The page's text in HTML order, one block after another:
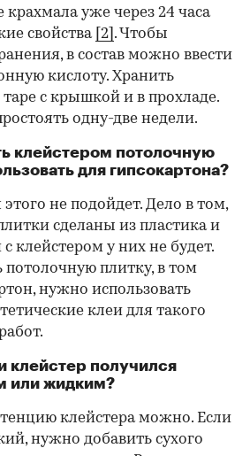
крахмала уже через 24 часа
свойства [2] . Чтобы
в состав можно ввести
кислоту. Хранить
с крышкой и в прохладе.
одну-две недели.
клейстером потолочную
для гипсокартона?
этого не подойдет. Дело в том,
сделаны из пластика и
клейстером у них не будет.
плитку, в том
нужно использовать
клеи для такого
клейстер получился
или жидким?
клейстера можно. Если
нужно добавить сухого